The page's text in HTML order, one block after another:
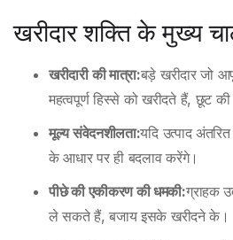
खरीदार शक्ति के मुख्य
खरीदारी की मात्रा:बड़े खरीदार जो
महत्वपूर्ण हिस्से को खरीदते हैं, छूट
मूल्य संवेदनशीलता:यदि उत्पाद
के आधार पर ही बदलाव करेंगे।
पीछे की एकीकरण की धमकी:ग्राहक
ले सकते हैं, बजाय इसके खरीदने के।